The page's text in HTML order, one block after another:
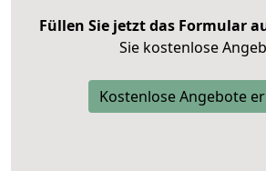
Füllen Sie jetzt das Formular
Sie kostenlose
Kostenlose Angebote